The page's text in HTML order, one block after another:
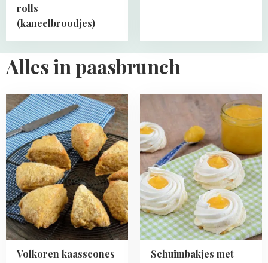
rolls
(kaneelbroodjes)
Alles in paasbrunch
Volkoren kaasscones
Read
more
about
Volkoren
kaasscones
Schuimbakjes met
about
Schuimbakjes
met
lemon
curd